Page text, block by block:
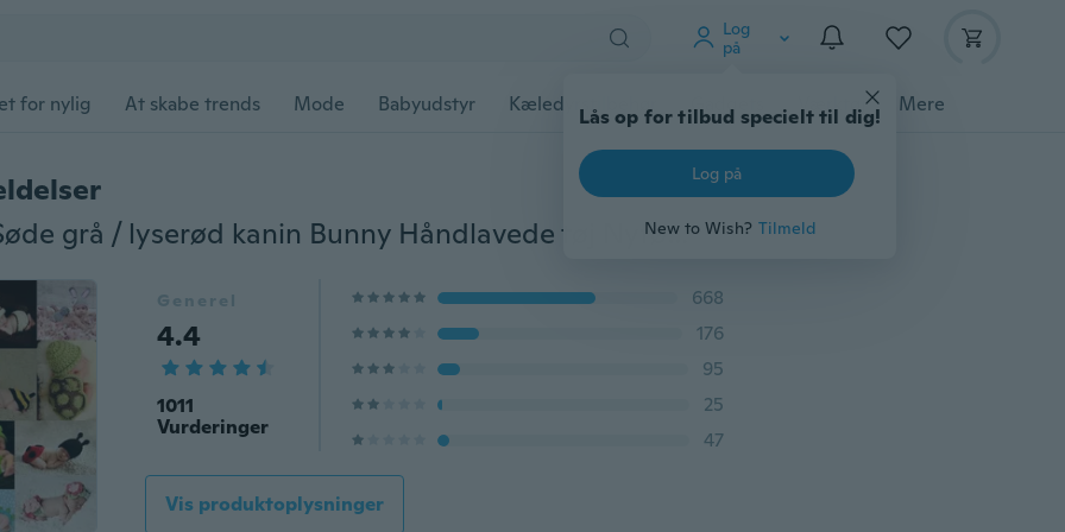
Log
på
Lås op for tilbud specielt til dig!
Log på
New to Wish? Tilmeld
for nylig At skabe trends Mode Babyudstyr Kæledyrstilbehør Gadgets Værktøj Mere
0-6Måned Søde grå / lyserød kanin Bunny Håndlavede tøj Nyfødte spædbarn Baby drenge Prins piger Dyr kostume Hæklet tøj Sæt Beanie Capshorts Fotografering Props Strik Cap Hat
Generel
4.4
1011
Vurderinger
668
176
95
25
47
Vis produktoplysninger